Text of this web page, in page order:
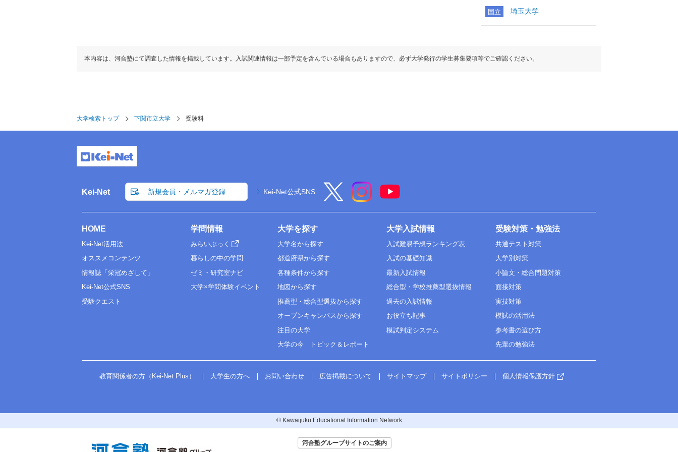
国立 埼玉大学
本内容は、河合塾にて調査した情報を掲載しています。入試関連情報は一部予定を含んでいる場合もありますので、必ず大学発行の学生募集要項等でご確認ください。
大学検索トップ 下関市立大学 受験料
Kei-Net 新規会員・メルマガ登録 Kei-Net公式SNS
HOME
Kei-Net活用法
オススメコンテンツ
情報誌「栄冠めざして」
Kei-Net公式SNS
受験クエスト
学問情報
みらいぶっく
暮らしの中の学問
ゼミ・研究室ナビ
大学×学問体験イベント
大学を探す
大学名から探す
都道府県から探す
各種条件から探す
地図から探す
推薦型・総合型選抜から探す
オープンキャンパスから探す
注目の大学
大学の今 トピック＆レポート
大学入試情報
入試難易予想ランキング表
入試の基礎知識
最新入試情報
総合型・学校推薦型選抜情報
過去の入試情報
お役立ち記事
模試判定システム
受験対策・勉強法
共通テスト対策
大学別対策
小論文・総合問題対策
面接対策
実技対策
模試の活用法
参考書の選び方
先輩の勉強法
教育関係者の方（Kei-Net Plus） 大学生の方へ お問い合わせ 広告掲載について サイトマップ サイトポリシー 個人情報保護方針
© Kawaijuku Educational Information Network
河合塾グループサイトのご案内